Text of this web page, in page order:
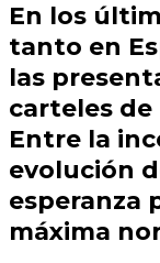
En los
tanto en
las
carteles de
Entre la
evolución
esperanza
máxima